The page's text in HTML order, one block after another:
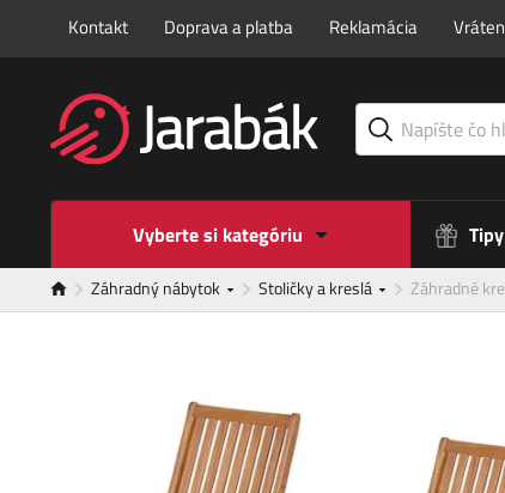
Kontakt Doprava a platba Reklamácia
Vyberte si kategóriu
Záhradný nábytok Stoličky a kreslá Záhradné